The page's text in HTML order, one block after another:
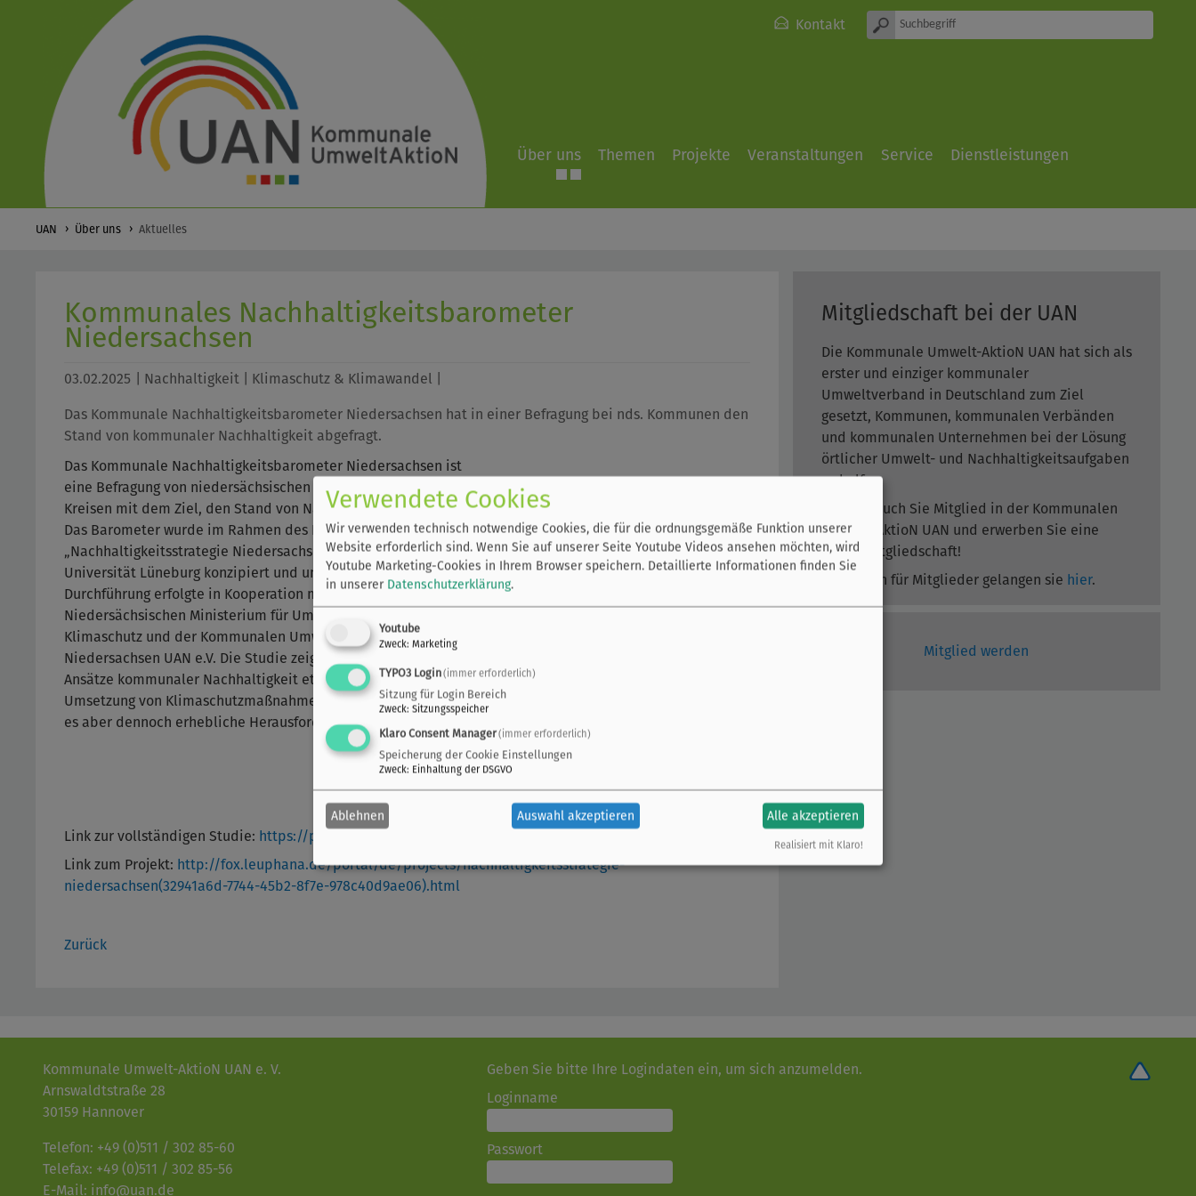
Kontakt
Über uns Themen Projekte Veranstaltungen Service Dienstleistungen
UAN Über uns Aktuelles
Kommunales Nachhaltigkeitsbarometer
Niedersachsen
03.02.2025 | Nachhaltigkeit | Klimaschutz & Klimawandel |
Das Kommunale Nachhaltigkeitsbarometer Niedersachsen hat in einer Befragung bei nds. Kommunen den
Stand von kommunaler Nachhaltigkeit abgefragt.
Das Kommunale Nachhaltigkeitsbarometer Niedersachsen ist
eine Befragung von niedersächsischen Gemeinden, Städten und
Kreisen mit dem Ziel, den Stand von Nachhaltigkeit abzufragen.
Das Barometer wurde im Rahmen des Projekts
„Nachhaltigkeitsstrategie Niedersachsen“ an der Leuphana
Universität Lüneburg konzipiert und umgesetzt. Die
Durchführung erfolgte in Kooperation mit dem
Niedersächsischen Ministerium für Umwelt, Energie und
Klimaschutz und der Kommunalen UmweltAktion
Niedersachsen UAN e.V. Die Studie zeigt insgesamt, dass einige
Ansätze kommunaler Nachhaltigkeit etabliert sind und die
Umsetzung von Klimaschutzmaßnahmen wichtig geworden ist,
es aber dennoch erhebliche Herausforderungen gibt.
Link zur vollständigen Studie: https://pubdata.leuphana.de/handle/20.500.14123/1623
Link zum Projekt: http://fox.leuphana.de/portal/de/projects/nachhaltigkeitsstrategie-
niedersachsen(32941a6d-7744-45b2-8f7e-978c40d9ae06).html
Zurück
Mitgliedschaft bei der UAN
Die Kommunale Umwelt-AktioN UAN hat sich als
erster und einziger kommunaler
Umweltverband in Deutschland zum Ziel
gesetzt, Kommunen, kommunalen Verbänden
und kommunalen Unternehmen bei der Lösung
örtlicher Umwelt- und Nachhaltigkeitsaufgaben
zu helfen.
Werden auch Sie Mitglied in der Kommunalen
Umwelt-AktioN UAN und erwerben Sie eine
Fördermitgliedschaft!
Zum Login für Mitglieder gelangen sie hier.
Mitglied werden
Kommunale Umwelt-AktioN UAN e. V.
Arnswaldtstraße 28
30159 Hannover
Telefon: +49 (0)511 / 302 85-60
Telefax: +49 (0)511 / 302 85-56
E-Mail: info@uan.de
Geben Sie bitte Ihre Logindaten ein, um sich anzumelden.
Loginname
Passwort
Verwendete Cookies
Wir verwenden technisch notwendige Cookies, die für die ordnungsgemäße Funktion unserer
Website erforderlich sind. Wenn Sie auf unserer Seite Youtube Videos ansehen möchten, wird
Youtube Marketing-Cookies in Ihrem Browser speichern. Detaillierte Informationen finden Sie
in unserer Datenschutzerklärung.
Youtube
Zweck: Marketing
TYPO3 Login(immer erforderlich)
Sitzung für Login Bereich
Zweck: Sitzungsspeicher
Klaro Consent Manager(immer erforderlich)
Speicherung der Cookie Einstellungen
Zweck: Einhaltung der DSGVO
Ablehnen Auswahl akzeptieren Alle akzeptieren
Realisiert mit Klaro!